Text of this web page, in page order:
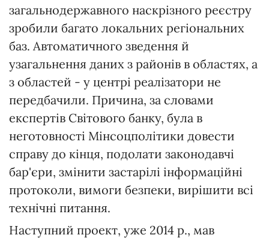
загальнодержавного наскрізного реєстру
зробили багато локальних регіональних
баз. Автоматичного зведення й
узагальнення даних з районів в областях, а
з областей - у центрі реалізатори не
передбачили. Причина, за словами
експертів Світового банку, була в
неготовності Мінсоцполітики довести
справу до кінця, подолати законодавчі
бар'єри, змінити застарілі інформаційні
протоколи, вимоги безпеки, вирішити всі
технічні питання.
Наступний проект, уже 2014 р., мав